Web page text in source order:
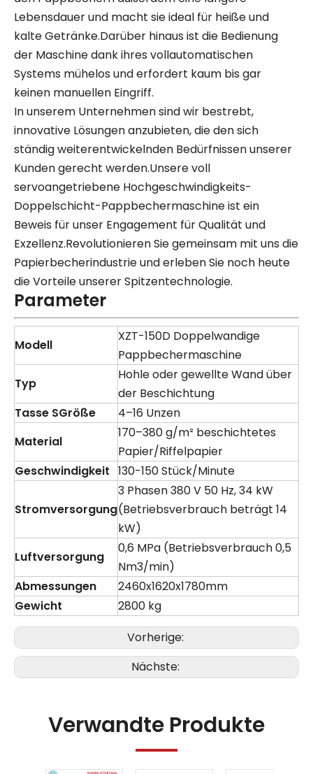
Lebensdauer und macht sie ideal für heiße und
kalte Getränke.Darüber hinaus ist die Bedienung
der Maschine dank ihres vollautomatischen
Systems mühelos und erfordert kaum bis gar
keinen manuellen Eingriff.
In unserem Unternehmen sind wir bestrebt,
innovative Lösungen anzubieten, die den sich
ständig weiterentwickelnden Bedürfnissen unserer
Kunden gerecht werden.Unsere voll
servoangetriebene Hochgeschwindigkeits-
Doppelschicht-Pappbechermaschine ist ein
Beweis für unser Engagement für Qualität und
Exzellenz.Revolutionieren Sie gemeinsam mit uns die
Papierbecherindustrie und erleben Sie noch heute
die Vorteile unserer Spitzentechnologie.
Parameter
Modell
XZT-150D Doppelwandige
Pappbechermaschine
Typ
Hohle oder gewellte Wand über
der Beschichtung
Tasse SGröße
4–16 Unzen
Material
170–380 g/m² beschichtetes
Papier/Riffelpapier
Geschwindigkeit 130-150 Stück/Minute
Stromversorgung
3 Phasen 380 V 50 Hz, 34 kW
(Betriebsverbrauch beträgt 14
kW)
Luftversorgung
0,6 MPa (Betriebsverbrauch 0,5
Nm3/min)
Abmessungen
2460x1620x1780mm
Gewicht
2800 kg
Vorherige:
Nächste:
Verwandte Produkte